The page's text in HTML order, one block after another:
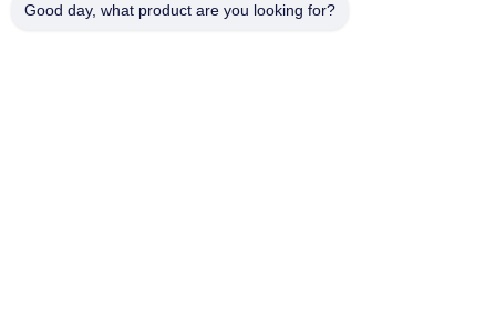
Good day, what product are you looking for?